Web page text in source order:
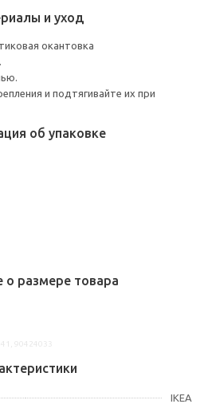
и уход
окантовка
и подтягивайте их при
об упаковке
о размере товара
IKEA